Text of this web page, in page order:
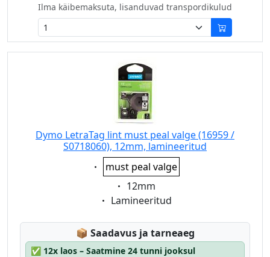
Ilma käibemaksuta, lisanduvad transpordikulud
Dymo LetraTag lint must peal valge (16959 /
S0718060), 12mm, lamineeritud
Eigenschaft:
must peal valge
Eigenschaft:
12mm
Eigenschaft:
Lamineeritud
📦 Lagerstatus:
Saadavus ja tarneaeg
✅ 12x laos – Saatmine 24 tunni jooksul